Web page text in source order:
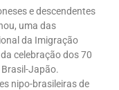
e descendentes
uma das
da Imigração
celebração dos 70
Japão.
nipo-brasileiras de